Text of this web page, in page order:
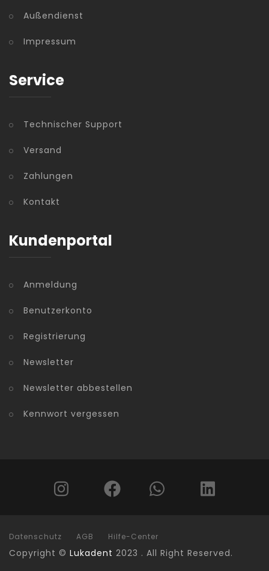
Außendienst
Impressum
Service
Technischer Support
Versand
Zahlungen
Kontakt
Kundenportal
Anmeldung
Benutzerkonto
Registrierung
Newsletter
Newsletter abbestellen
Kennwort vergessen
Datenschutz AGB Hilfe-Center
Copyright © Lukadent 2023 . All Right Reserved.